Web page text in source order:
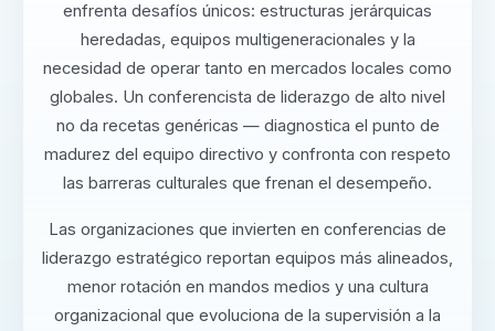
enfrenta desafíos únicos: estructuras jerárquicas
heredadas, equipos multigeneracionales y la
necesidad de operar tanto en mercados locales como
globales. Un conferencista de liderazgo de alto nivel
no da recetas genéricas — diagnostica el punto de
madurez del equipo directivo y confronta con respeto
las barreras culturales que frenan el desempeño.
Las organizaciones que invierten en conferencias de
liderazgo estratégico reportan equipos más alineados,
menor rotación en mandos medios y una cultura
organizacional que evoluciona de la supervisión a la